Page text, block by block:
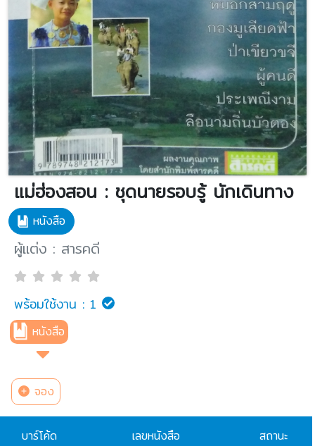
แม่ฮ่องสอน : ชุดนายรอบรู้ นักเดินทาง
หนังสือ
ผู้แต่ง : สารคดี
พร้อมใช้งาน : 1
หนังสือ
จอง
บาร์โค้ด เลขหนังสือ สถานะ